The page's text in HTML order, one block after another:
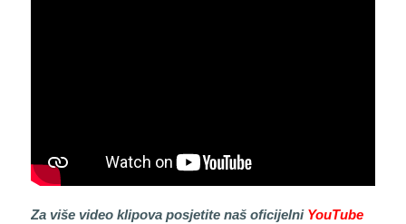
Za više video klipova posjetite naš oficijelni YouTube